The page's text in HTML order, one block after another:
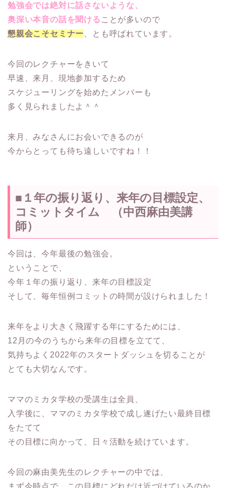
勉強会では絶対に話さないような、
奥深い本音の話を聞ける ことが多いので
懇親会こそセミナー 、とも呼ばれています。
今回のレクチャーをきいて
早速、来月、現地参加するため
スケジューリングを始めたメンバーも
多く見られましたよ＾＾
来月、みなさんにお会いできるのが
今からとっても待ち遠しいですね！！
■１年の振り返り、来年の目標設定、
コミットタイム （中西麻由美講
師）
今回は、今年最後の勉強会。
ということで、
今年１年の振り返り、来年の目標設定
そして、毎年恒例コミットの時間が設けられました！
来年をより大きく飛躍する年にするためには、
12月の今のうちから来年の目標を立てて、
気持ちよく2022年のスタートダッシュを切ることが
とても大切なんです。
ママのミカタ学校の受講生は全員、
入学後に、ママのミカタ学校で成し遂げたい最終目標
をたてて
その目標に向かって、日々活動を続けています。
今回の麻由美先生のレクチャーの中では、